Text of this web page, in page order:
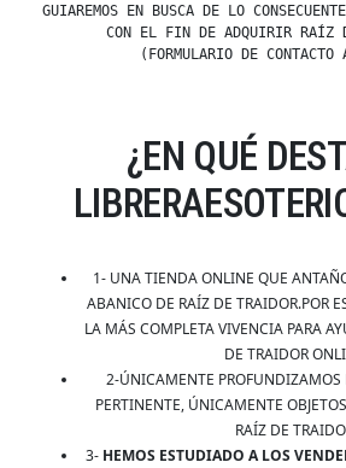
GUIAREMOS EN BUSCA DE LO
CON EL FIN DE ADQUIRIR RAÍZ
(FORMULARIO DE CONTACTO
¿EN QUÉ
1- UNA TIENDA ONLINE QUE
ABANICO DE RAÍZ DE TRAIDOR.POR
LA MÁS COMPLETA VIVENCIA PARA
DE TRAIDOR
2-ÚNICAMENTE PROFUNDIZAMOS
PERTINENTE, ÚNICAMENTE
RAÍZ DE
3- HEMOS ESTUDIADO A LOS